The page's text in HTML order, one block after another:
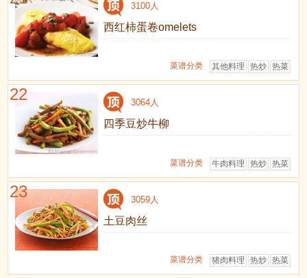
3100人
西红柿蛋卷omelets
热菜
热炒
其他料理
菜谱分类
22 3064人
四季豆炒牛柳
热菜
热炒
牛肉料理
菜谱分类
23 3059人
土豆肉丝
热菜
热炒
猪肉料理
菜谱分类